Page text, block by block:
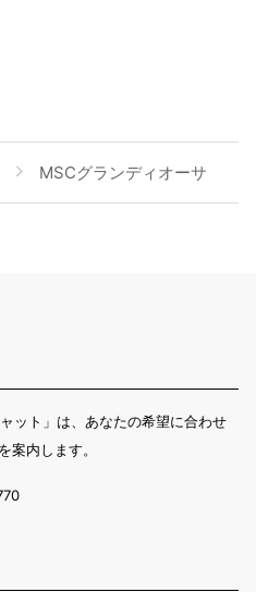
MSCグランディオーサ
ット」は、あなたの希望に合わせ
案内します。